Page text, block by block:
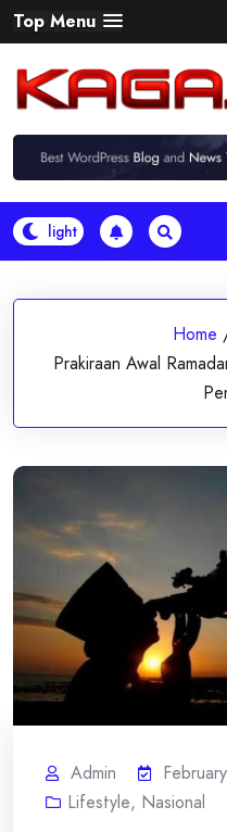
Skip
to
content
Top Menu
Home
Prakiraan Awal
Admin
Lifestyle, Nasional